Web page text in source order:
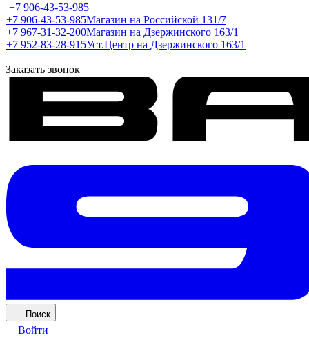
+7 906-43-53-985
+7 906-43-53-985Магазин на Российской 131/7
+7 967-31-32-200Магазин на Дзержинского 163/1
+7 952-83-28-915Уст.Центр на Дзержинского 163/1
Заказать звонок
Поиск
Войти